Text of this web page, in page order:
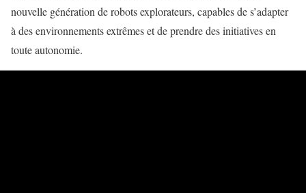
nouvelle génération de robots explorateurs, capables de s’adapter
à des environnements extrêmes et de prendre des initiatives en
toute autonomie.